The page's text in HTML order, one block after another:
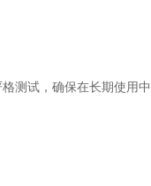
测试，确保在长期使用中